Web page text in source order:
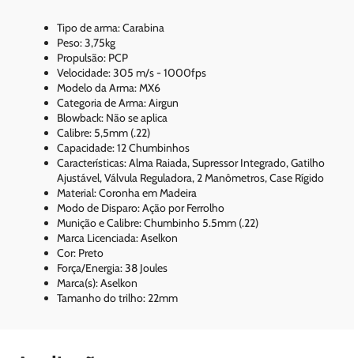
Tipo de arma: Carabina
Peso: 3,75kg
Propulsão: PCP
Velocidade: 305 m/s - 1000fps
Modelo da Arma: MX6
Categoria de Arma: Airgun
Blowback: Não se aplica
Calibre: 5,5mm (.22)
Capacidade: 12 Chumbinhos
Características: Alma Raiada, Supressor Integrado, Gatilho
Ajustável, Válvula Reguladora, 2 Manômetros, Case Rígido
Material: Coronha em Madeira
Modo de Disparo: Ação por Ferrolho
Munição e Calibre: Chumbinho 5.5mm (.22)
Marca Licenciada: Aselkon
Cor: Preto
Força/Energia: 38 Joules
Marca(s): Aselkon
Tamanho do trilho: 22mm